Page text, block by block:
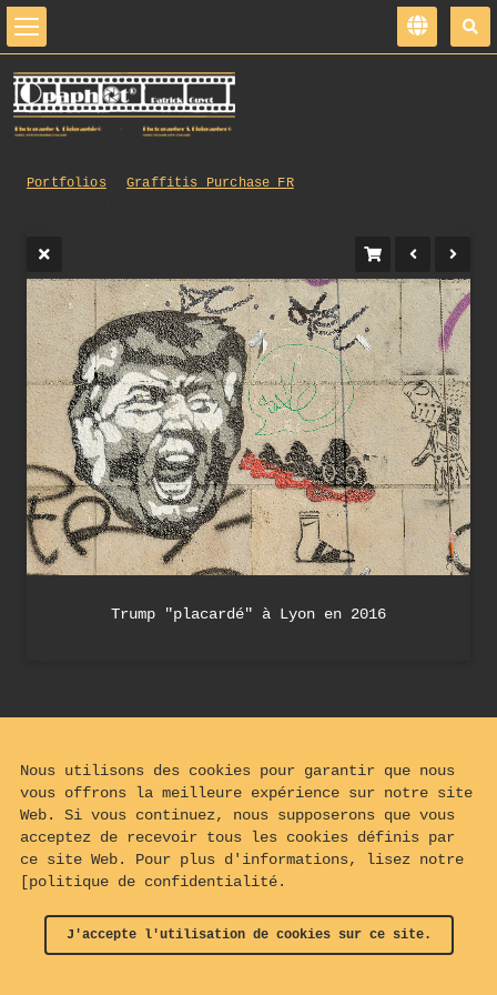
Portfolios
Graffitis_Purchase_FR
Trump "placardé" à Lyon en 2016
Nous utilisons des cookies pour garantir que nous
vous offrons la meilleure expérience sur notre site
Web. Si vous continuez, nous supposerons que vous
acceptez de recevoir tous les cookies définis par
ce site Web. Pour plus d'informations, lisez notre
[politique de confidentialité.
J'accepte l'utilisation de cookies sur ce site.